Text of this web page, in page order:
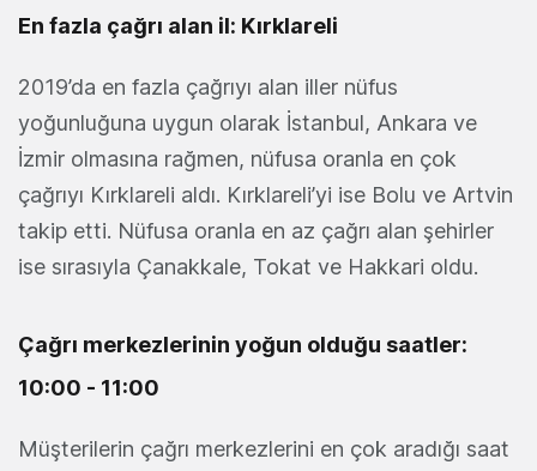
En fazla çağrı alan il: Kırklareli
2019’da en fazla çağrıyı alan iller nüfus
yoğunluğuna uygun olarak İstanbul, Ankara ve
İzmir olmasına rağmen, nüfusa oranla en çok
çağrıyı Kırklareli aldı. Kırklareli’yi ise Bolu ve Artvin
takip etti. Nüfusa oranla en az çağrı alan şehirler
ise sırasıyla Çanakkale, Tokat ve Hakkari oldu.
Çağrı merkezlerinin yoğun olduğu saatler:
10:00 - 11:00
Müşterilerin çağrı merkezlerini en çok aradığı saat